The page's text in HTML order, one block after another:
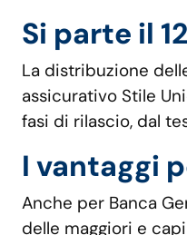
Si parte il
La distribuzione
assicurativo Stile
fasi di rilascio, dal
I vantaggi
Anche per Banca
delle maggiori e